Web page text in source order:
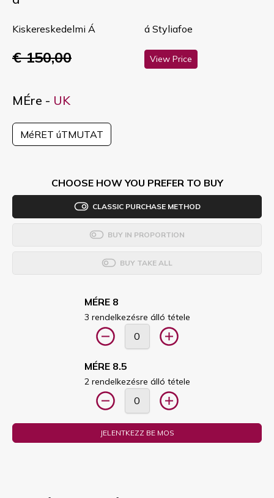
Kiskereskedelmi Á
€ 150,00
á Styliafoe
View Price
MÉre - UK
MéRET úTMUTAT
CHOOSE HOW YOU PREFER TO BUY
CLASSIC PURCHASE METHOD
BUY IN PROPORTION
BUY TAKE ALL
MÉRE 8
3 rendelkezésre álló tétele
MÉRE 8.5
2 rendelkezésre álló tétele
JELENTKEZZ BE MOS